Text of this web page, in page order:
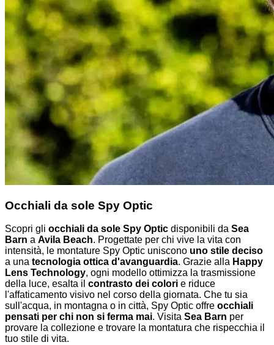
Occhiali da sole Spy Optic
Scopri gli occhiali da sole Spy Optic disponibili da Sea
Barn a Avila Beach. Progettate per chi vive la vita con
intensità, le montature Spy Optic uniscono uno stile deciso
a una tecnologia ottica d'avanguardia. Grazie alla Happy
Lens Technology, ogni modello ottimizza la trasmissione
della luce, esalta il contrasto dei colori e riduce
l'affaticamento visivo nel corso della giornata. Che tu sia
sull'acqua, in montagna o in città, Spy Optic offre occhiali
pensati per chi non si ferma mai. Visita Sea Barn per
provare la collezione e trovare la montatura che rispecchia il
tuo stile di vita.